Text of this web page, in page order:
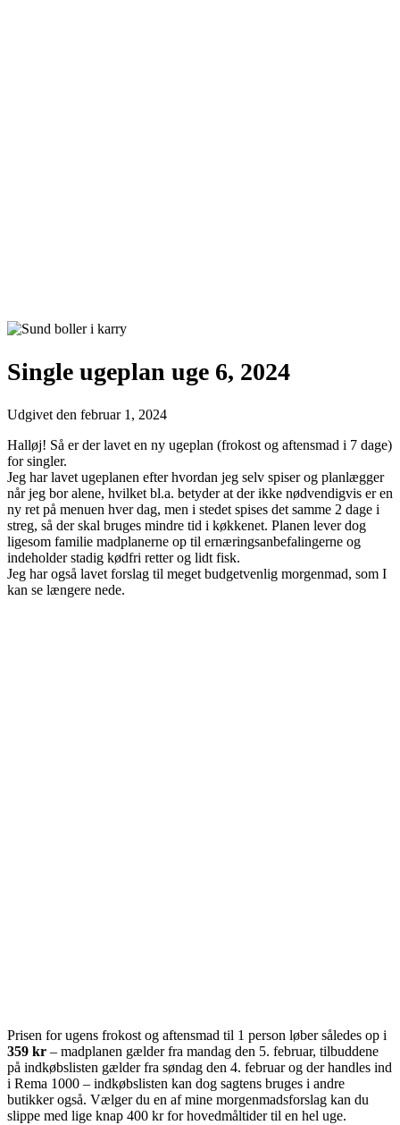
Single ugeplan uge 6, 2024
Udgivet den februar 1, 2024
Halløj! Så er der lavet en ny ugeplan (frokost og aftensmad i 7 dage)
for singler.
Jeg har lavet ugeplanen efter hvordan jeg selv spiser og planlægger
når jeg bor alene, hvilket bl.a. betyder at der ikke nødvendigvis er en
ny ret på menuen hver dag, men i stedet spises det samme 2 dage i
streg, så der skal bruges mindre tid i køkkenet. Planen lever dog
ligesom familie madplanerne op til ernæringsanbefalingerne og
indeholder stadig kødfri retter og lidt fisk.
Jeg har også lavet forslag til meget budgetvenlig morgenmad, som I
kan se længere nede.
Prisen for ugens frokost og aftensmad til 1 person løber således op i
359 kr – madplanen gælder fra mandag den 5. februar, tilbuddene
på indkøbslisten gælder fra søndag den 4. februar og der handles ind
i Rema 1000 – indkøbslisten kan dog sagtens bruges i andre
butikker også. Vælger du en af mine morgenmadsforslag kan du
slippe med lige knap 400 kr for hovedmåltider til en hel uge.